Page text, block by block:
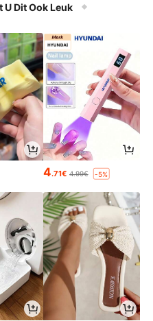
Dit Ook Leuk
4.71€ 4.99€ -5%